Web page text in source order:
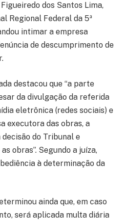
dos Santos Lima,
Regional Federal da 5ª
intimar a empresa
de descumprimento de
destacou que “a parte
da divulgação da referida
eletrônica (redes sociais) e
executora das obras, a
do Tribunal e
obras”. Segundo a juíza,
à determinação da
ainda que, em caso
será aplicada multa diária